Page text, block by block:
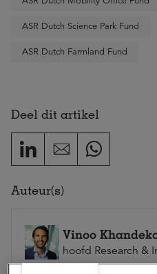
ASR Dutch Science Park Fund
ASR Dutch Farmland Fund
Deel dit artikel
Auteur(s)
Vinoo
hoofd Research &